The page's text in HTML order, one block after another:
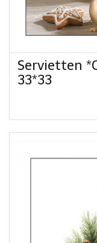
Servietten
33*33